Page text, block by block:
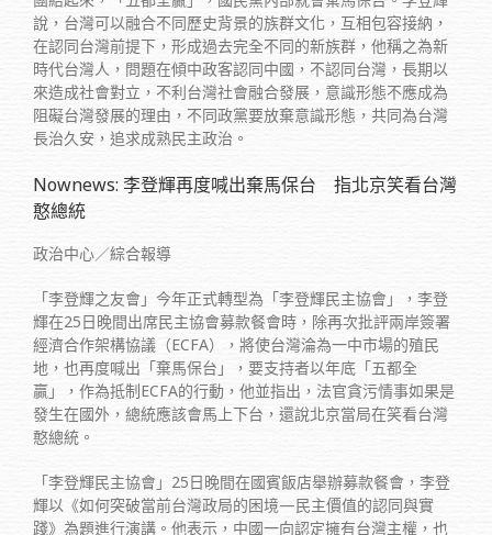
說，台灣可以融合不同歷史背景的族群文化，互相包容接納，
在認同台灣前提下，形成過去完全不同的新族群，他稱之為新
時代台灣人，問題在傾中政客認同中國，不認同台灣，長期以
來造成社會對立，不利台灣社會融合發展，意識形態不應成為
阻礙台灣發展的理由，不同政黨要放棄意識形態，共同為台灣
長治久安，追求成熟民主政治。
Nownews: 李登輝再度喊出棄馬保台 指北京笑看台灣
憨總統
政治中心／綜合報導
「李登輝之友會」今年正式轉型為「李登輝民主協會」，李登
輝在25日晚間出席民主協會募款餐會時，除再次批評兩岸簽署
經濟合作架構協議（ECFA），將使台灣淪為一中市場的殖民
地，也再度喊出「棄馬保台」，要支持者以年底「五都全
贏」，作為抵制ECFA的行動，他並指出，法官貪污情事如果是
發生在國外，總統應該會馬上下台，還說北京當局在笑看台灣
憨總統。
「李登輝民主協會」25日晚間在國賓飯店舉辦募款餐會，李登
輝以《如何突破當前台灣政局的困境—民主價值的認同與實
踐》為題進行演講。他表示，中國一向認定擁有台灣主權，也